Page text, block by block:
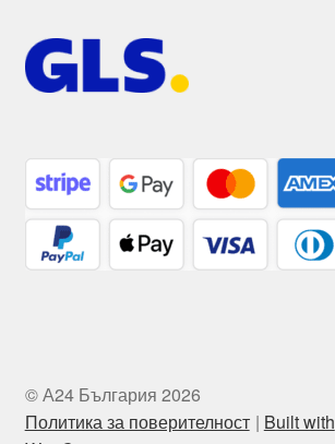
© А24 България 2026
Политика за поверителност
Built with